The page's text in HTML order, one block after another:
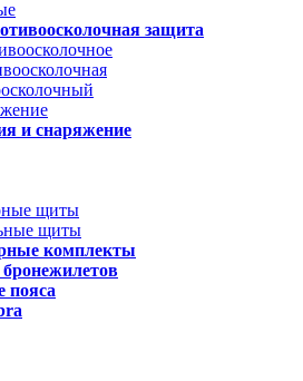
защита
и снаряжение
щиты
щиты
комплекты
пояса